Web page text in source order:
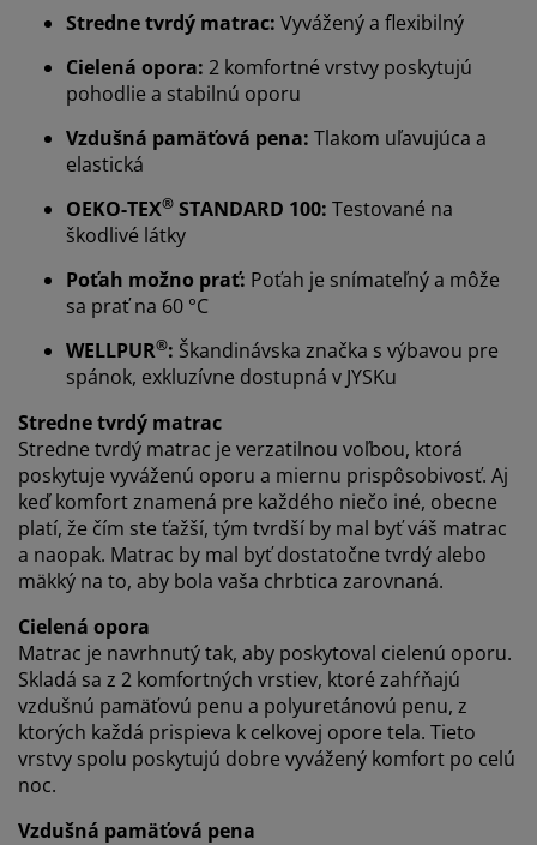
Stredne tvrdý matrac: Vyvážený a flexibilný
Cielená opora: 2 komfortné vrstvy poskytujú
pohodlie a stabilnú oporu
Vzdušná pamäťová pena: Tlakom uľavujúca a
elastická
OEKO-TEX® STANDARD 100: Testované na
škodlivé látky
Poťah možno prať: Poťah je snímateľný a môže
sa prať na 60 °C
WELLPUR®: Škandinávska značka s výbavou pre
spánok, exkluzívne dostupná v JYSKu
Stredne tvrdý matrac
Stredne tvrdý matrac je verzatilnou voľbou, ktorá
poskytuje vyváženú oporu a miernu prispôsobivosť. Aj
keď komfort znamená pre každého niečo iné, obecne
platí, že čím ste ťažší, tým tvrdší by mal byť váš matrac
a naopak. Matrac by mal byť dostatočne tvrdý alebo
mäkký na to, aby bola vaša chrbtica zarovnaná.
Cielená opora
Matrac je navrhnutý tak, aby poskytoval cielenú oporu.
Skladá sa z 2 komfortných vrstiev, ktoré zahŕňajú
vzdušnú pamäťovú penu a polyuretánovú penu, z
ktorých každá prispieva k celkovej opore tela. Tieto
vrstvy spolu poskytujú dobre vyvážený komfort po celú
noc.
Vzdušná pamäťová pena
Prispôsobujeme váš zážitok
V JYSKu používame súbory cookie a mobilné
identifikátory, aby sme vám zabezpečili dobrú
skúsenosť počas návštevy našej webovej stránky.
Súbory cookie zhromažďujú informácie o vás s cieľom
zabezpečiť funkčnosť, štatistiky a relevantný marketing.
Po prijatí marketingových súborov cookie budeme
zdieľať vaše údaje o prehliadaní s marketingovými
partnermi (napr. Google, Meta a TikTok) na účely
prispôsobených a statických reklám. Viac o účeloch si
môžete prečítať v časti „Upraviť“ a svoj súhlas môžete
odvolať kliknutím na ikonu súborov cookie. Kliknutím
na tlačidlo „Prijať všetko“ súhlasíte so všetkými tromi
účelmi. Prečítajte si viac o našom zhromažďovaní a
spracovaní osobných údajov
a o našich zásadách
používania súborov cookie